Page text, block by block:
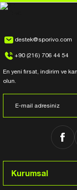
destek@sporivo.com
+90 (216) 706 44 54
En yeni fırsat, indirim ve
olun.
Kurumsal